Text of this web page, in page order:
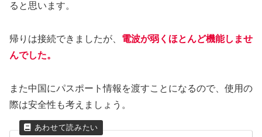
ると思います。
帰りは接続できましたが、 電波が弱くほとんど機能しませ
んでした。
また中国にパスポート情報を渡すことになるので、使用の
際は安全性も考えましょう。